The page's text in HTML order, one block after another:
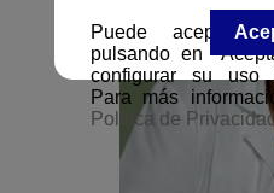
Puede aceptar
pulsando en
configurar su uso
Para más
Política de